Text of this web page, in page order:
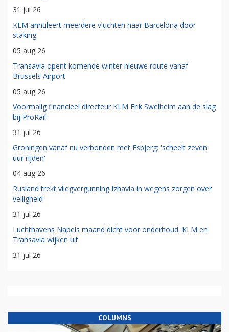
31 jul 26
KLM annuleert meerdere vluchten naar Barcelona door
staking
05 aug 26
Transavia opent komende winter nieuwe route vanaf
Brussels Airport
05 aug 26
Voormalig financieel directeur KLM Erik Swelheim aan de slag
bij ProRail
31 jul 26
Groningen vanaf nu verbonden met Esbjerg: 'scheelt zeven
uur rijden'
04 aug 26
Rusland trekt vliegvergunning Izhavia in wegens zorgen over
veiligheid
31 jul 26
Luchthavens Napels maand dicht voor onderhoud: KLM en
Transavia wijken uit
31 jul 26
COLUMNS